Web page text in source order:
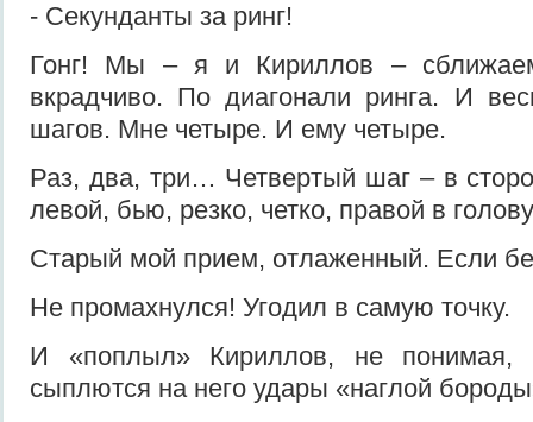
- Секунданты за ринг!
Гонг! Мы – я и Кириллов –
вкрадчиво. По диагонали ринга. И
шагов. Мне четыре. И ему четыре.
Раз, два, три… Четвертый шаг – в
левой, бью, резко, четко, правой в
Старый мой прием, отлаженный. Если
Не промахнулся! Угодил в самую точку.
И «поплыл» Кириллов, не понимая,
сыплются на него удары «наглой